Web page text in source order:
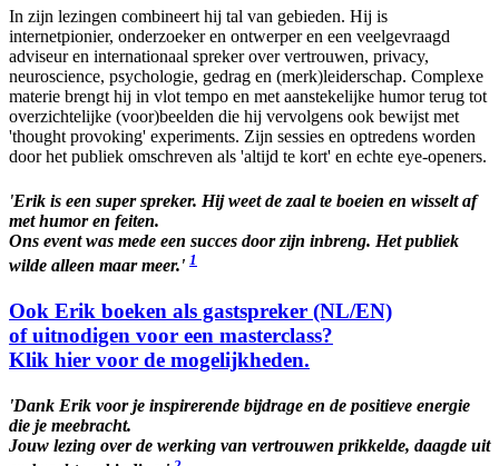
In zijn lezingen combineert hij tal van gebieden. Hij is
internetpionier, onderzoeker en ontwerper en een veelgevraagd
adviseur en internationaal spreker over vertrouwen, privacy,
neuroscience, psychologie, gedrag en (merk)leiderschap. Complexe
materie brengt hij in vlot tempo en met aanstekelijke humor terug tot
overzichtelijke (voor)beelden die hij vervolgens ook bewijst met
'thought provoking' experiments. Zijn sessies en optredens worden
door het publiek omschreven als 'altijd te kort' en echte eye-openers.
'Erik is een super spreker. Hij weet de zaal te boeien en wisselt af
met humor en feiten.
Ons event was mede een succes door zijn inbreng. Het publiek
wilde alleen maar meer.' 1
Ook Erik boeken als gastspreker (NL/EN)
of uitnodigen voor een masterclass?
Klik hier voor de mogelijkheden.
'Dank Erik voor je inspirerende bijdrage en de positieve energie
die je meebracht.
Jouw lezing over de werking van vertrouwen prikkelde, daagde uit